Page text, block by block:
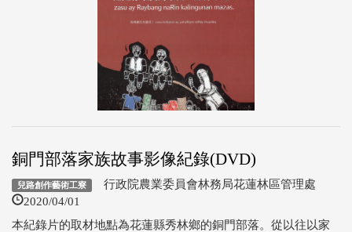
銅門部落家族故事影像紀錄(DVD)
兒路創作藝術工寮 行政院農業委員會林務局花蓮林區管理處
2020/04/01
本紀錄片的取材地點為花蓮縣秀林鄉的銅門部落。從以往以家